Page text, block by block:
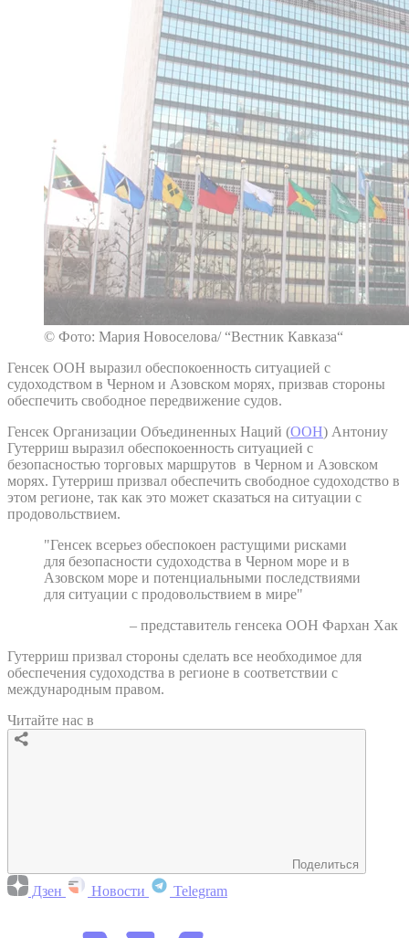
© Фото: Мария Новоселова/ “Вестник Кавказа“
Генсек ООН выразил обеспокоенность ситуацией с
судоходством в Черном и Азовском морях, призвав стороны
обеспечить свободное передвижение судов.
Генсек Организации Объединенных Наций (ООН) Антониу
Гутерриш выразил обеспокоенность ситуацией с
безопасностью торговых маршрутов в Черном и Азовском
морях. Гутерриш призвал обеспечить свободное судоходство в
этом регионе, так как это может сказаться на ситуации с
продовольствием.
"Генсек всерьез обеспокоен растущими рисками
для безопасности судоходства в Черном море и в
Азовском море и потенциальными последствиями
для ситуации с продовольствием в мире"
– представитель генсека ООН Фархан Хак
Гутерриш призвал стороны сделать все необходимое для
обеспечения судоходства в регионе в соответствии с
международным правом.
Читайте нас в
Поделиться
Дзен Новости Telegram